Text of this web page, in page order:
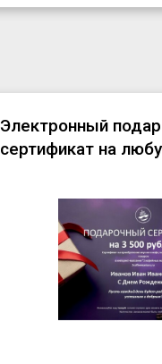
Электронный
сертификат на